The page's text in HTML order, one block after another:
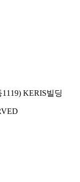
KERIS빌딩